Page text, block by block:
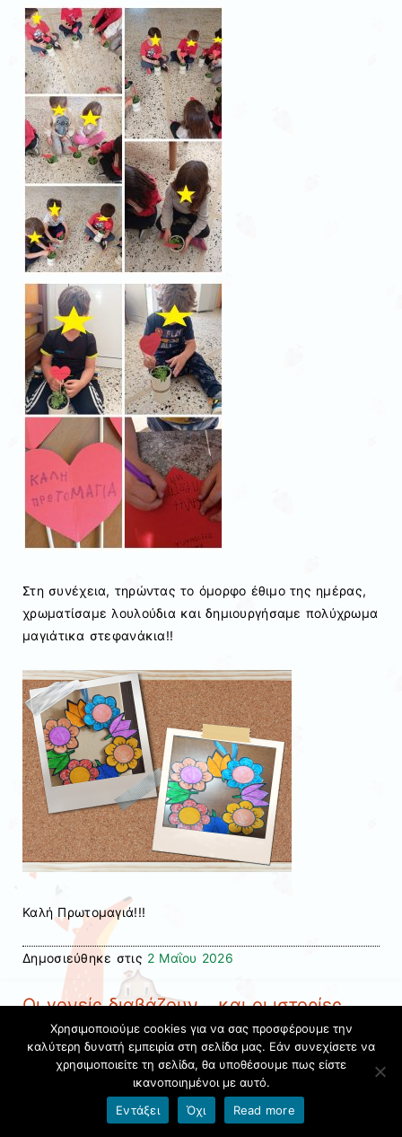
Στη συνέχεια, τηρώντας το όμορφο έθιμο της ημέρας,
χρωματίσαμε λουλούδια και δημιουργήσαμε πολύχρωμα
μαγιάτικα στεφανάκια!!
Καλή Πρωτομαγιά!!!
Δημοσιεύθηκε στις 2 Μαΐου 2026
Οι γονείς διαβάζουν… και οι ιστορίες
ζωντανεύουν!
Συνεχίζουμε με χαρά τη δράση μας με τη
συμμετοχή των γονέων στο νηπιαγωγείο μας, που
έρχονται στην τάξη και μας ταξιδεύουν στον μαγικό
Χρησιμοποιούμε cookies για να σας προσφέρουμε την
καλύτερη δυνατή εμπειρία στη σελίδα μας. Εάν συνεχίσετε να
χρησιμοποιείτε τη σελίδα, θα υποθέσουμε πως είστε
ικανοποιημένοι με αυτό.
Εντάξει
Όχι Read more